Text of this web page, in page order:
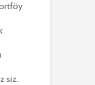
siz.